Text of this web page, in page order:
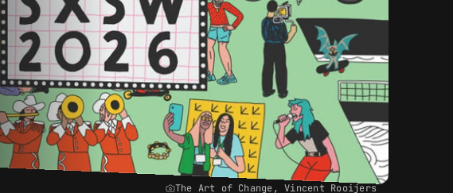
The Art of Change, Vincent Rooijers